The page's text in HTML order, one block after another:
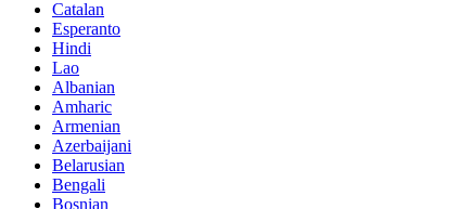
Catalan
Esperanto
Hindi
Lao
Albanian
Amharic
Armenian
Azerbaijani
Belarusian
Bengali
Bosnian